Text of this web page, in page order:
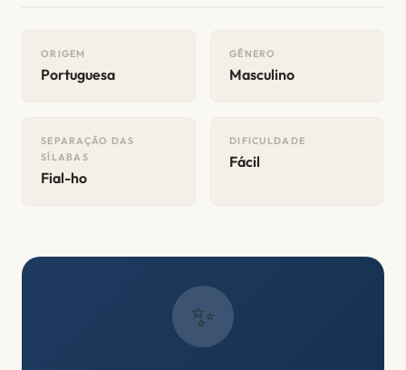
ORIGEM
Portuguesa
GÊNERO
Masculino
SEPARAÇÃO DAS
SÍLABAS
Fial-ho
DIFICULDADE
Fácil
✨